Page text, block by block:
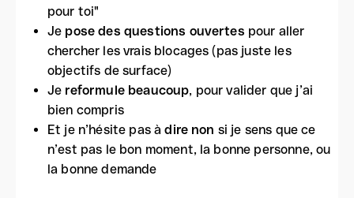
pour toi"
Je pose des questions ouvertes pour aller
chercher les vrais blocages (pas juste les
objectifs de surface)
Je reformule beaucoup, pour valider que j’ai
bien compris
Et je n’hésite pas àdire non si je sens que ce
n’est pas le bon moment, la bonne personne, ou
la bonne demande